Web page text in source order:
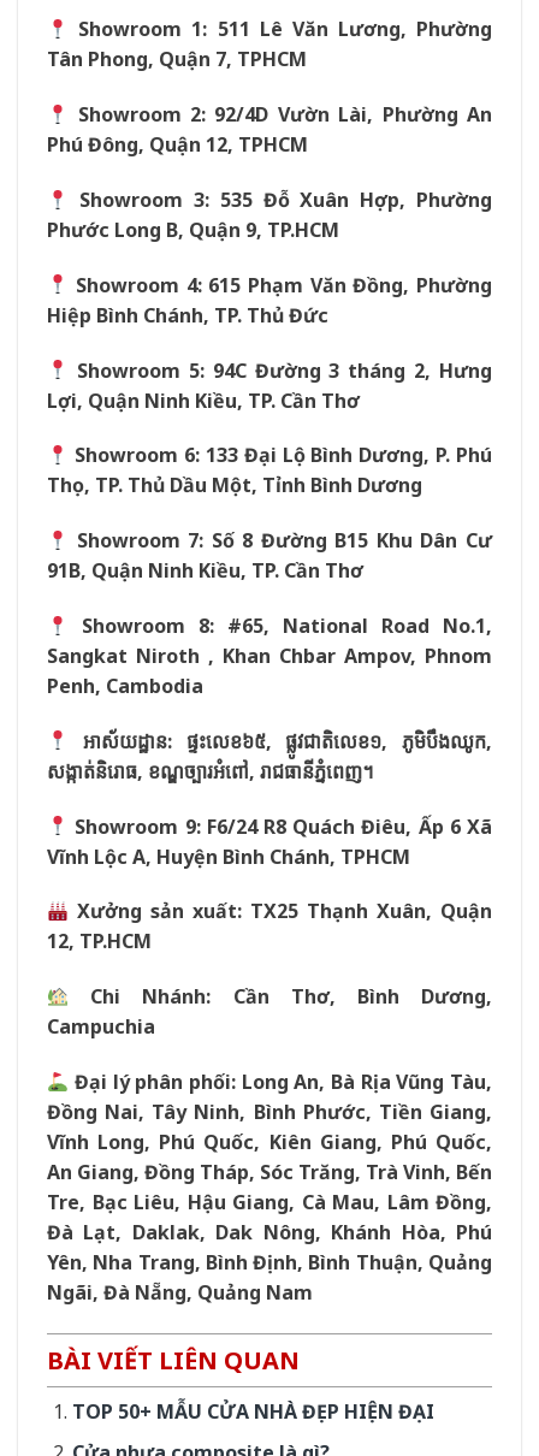
Showroom 1: 511 Lê Văn Lương, Phường
Tân Phong, Quận 7, TPHCM
Showroom 2: 92/4D Vườn Lài, Phường An
Phú Đông, Quận 12, TPHCM
Showroom 3: 535 Đỗ Xuân Hợp, Phường
Phước Long B, Quận 9, TP.HCM
Showroom 4: 615 Phạm Văn Đồng, Phường
Hiệp Bình Chánh, TP. Thủ Đức
Showroom 5: 94C Đường 3 tháng 2, Hưng
Lợi, Quận Ninh Kiều, TP. Cần Thơ
Showroom 6: 133 Đại Lộ Bình Dương, P. Phú
Thọ, TP. Thủ Dầu Một, Tỉnh Bình Dương
Showroom 7: Số 8 Đường B15 Khu Dân Cư
91B, Quận Ninh Kiều, TP. Cần Thơ
Showroom 8: #65, National Road No.1,
Sangkat Niroth , Khan Chbar Ampov, Phnom
Penh, Cambodia
អាស័យដ្ឋាន: ផ្ទះលេខ៦៥,ផ្លូវជាតិលេខ១,ភូមិបឹងឈូក,
សង្កាត់និរោធ, ខណ្ឌច្បារអំពៅ, រាជធានីភ្នំពេញ។
Showroom 9: F6/24 R8 Quách Điêu, Ấp 6 Xã
Vĩnh Lộc A, Huyện Bình Chánh, TPHCM
Xưởng sản xuất: TX25 Thạnh Xuân, Quận
12, TP.HCM
Chi Nhánh: Cần Thơ, Bình Dương,
Campuchia
Đại lý phân phối: Long An, Bà Rịa Vũng Tàu,
Đồng Nai, Tây Ninh, Bình Phước, Tiền Giang,
Vĩnh Long, Phú Quốc, Kiên Giang, Phú Quốc,
An Giang, Đồng Tháp, Sóc Trăng, Trà Vinh, Bến
Tre, Bạc Liêu, Hậu Giang, Cà Mau, Lâm Đồng,
Đà Lạt, Daklak, Dak Nông, Khánh Hòa, Phú
Yên, Nha Trang, Bình Định, Bình Thuận, Quảng
Ngãi, Đà Nẵng, Quảng Nam
BÀI VIẾT LIÊN QUAN
TOP 50+ MẪU CỬA NHÀ ĐẸP HIỆN ĐẠI